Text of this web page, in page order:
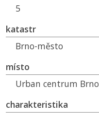
5
katastr
Brno-město
místo
Urban centrum Brno
charakteristika